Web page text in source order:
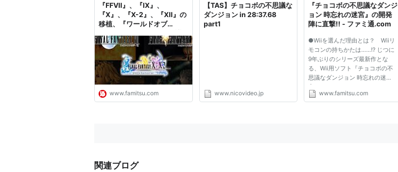
1999/03/04
メディア:
Video Game
この商品を含むブログを見る
チョコボの不思議なダンジョン Original Soundtrack
アーティスト:ゲーム・ミュージック
った 113 名前：[名...
『FFVII』、『IX』、
『X』、『X-2』、『XII』の
移植、『ワールドオブ
なダンジョン』新作が
Switchで発売決定
【Nintendo Direct】 - ファ
ミ通.com
www.famitsu.com
【TAS】チョコボの不思議な
ダンジョン in 28:37.68
part1
www.nicovideo.jp
『チョコボの不思議なダンジ
ョン 時忘れの迷宮』の開発
陣に直撃!! - ファミ通.com
●Wiiを選んだ理由とは？ Wiiリ
モコンの持ちかたは……!? じつに
9年ぶりのシリーズ最新作とな
る、Wii用ソフト『チョコボの不
思議なダンジョン 時忘れの迷
宮』。トレジャーハンターのチョ
コボとシドが偶然に迷い込ん
www.famitsu.com
関連ブログ